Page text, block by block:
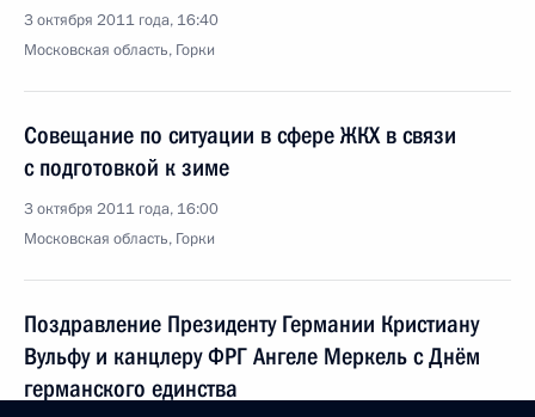
3 октября 2011 года, 16:40
Московская область, Горки
Совещание по ситуации в сфере ЖКХ в связи
с подготовкой к зиме
3 октября 2011 года, 16:00
Московская область, Горки
Поздравление Президенту Германии Кристиану
Вульфу и канцлеру ФРГ Ангеле Меркель с Днём
германского единства